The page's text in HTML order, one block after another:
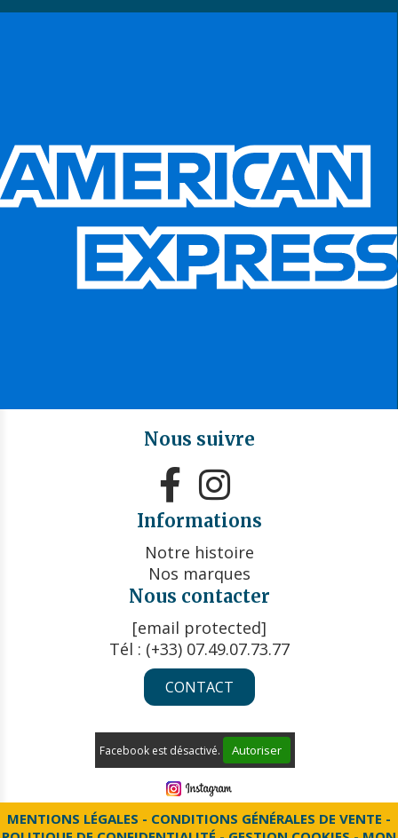
Nous suivre
 
Informations
Notre histoire
Nos marques
Nous contacter
[email protected]
Tél : (+33) 07.49.07.73.77
CONTACT
Facebook est désactivé. Autoriser
MENTIONS LÉGALES
CONDITIONS GÉNÉRALES DE VENTE